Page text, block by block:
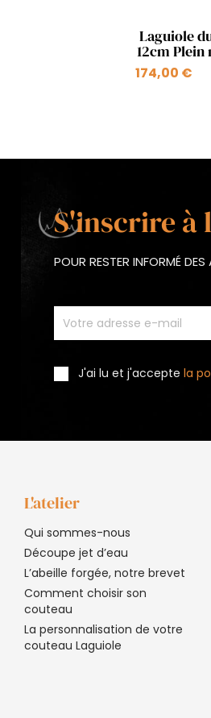
Laguiole
12cm Plein
174,00 €
S'inscrire à
POUR RESTER INFORMÉ
J'ai lu et j'acceptela
L'atelier
Qui sommes-nous
Découpe jet d’eau
L’abeille forgée, notre brevet
Comment choisir son
couteau
La personnalisation de votre
couteau Laguiole